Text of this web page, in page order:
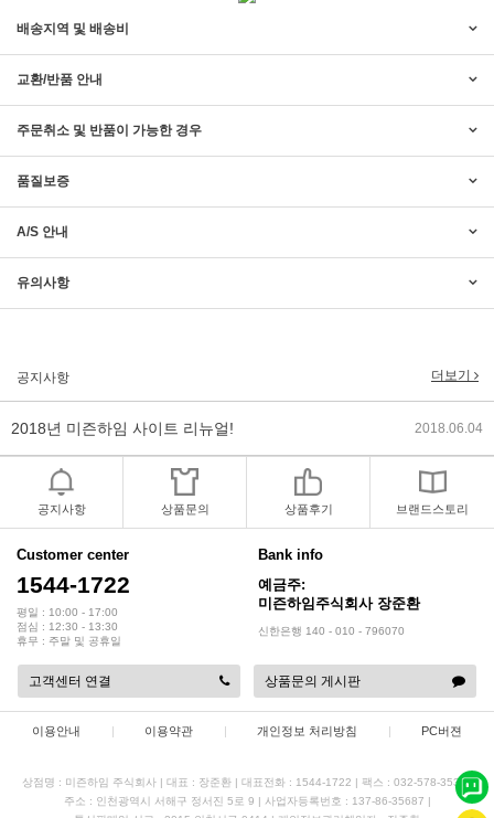
배송지역 및 배송비
교환/반품 안내
주문취소 및 반품이 가능한 경우
품질보증
A/S 안내
유의사항
공지사항 더보기
2017년 미즌하임 리뉴얼 2017.03.06
2018년 미즌하임 사이트 리뉴얼! 2018.06.04
2018년 야휴회 공지[상담/배송조..
2018년 모바일샵 리뉴얼 업데이.. 2018.04.10
2019년 설 명절 배송지연 안내 2019.01.23
공지사항 상품문의 상품후기 브랜드스토리
Customer center
1544-1722
평일 : 10:00 - 17:00
점심 : 12:30 - 13:30
휴무 : 주말 및 공휴일
Bank info
예금주:
미즌하임주식회사 장준환
신한은행 140 - 010 - 796070
고객센터 연결 상품문의 게시판
이용안내 | 이용약관 | 개인정보 처리방침 | PC버젼
상점명 : 미즌하임 주식회사 | 대표 : 장준환 | 대표전화 : 1544-1722 | 팩스 : 032-578-3538 |
주소 : 인천광역시 서해구 정서진 5로 9 | 사업자등록번호 : 137-86-35687 |